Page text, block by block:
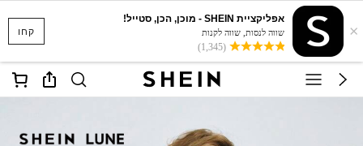
קחו ×
אפליקציית SHEIN - מוכן, הכן, סטייל!
שווה לנסות, שווה לקנות
(1,345)